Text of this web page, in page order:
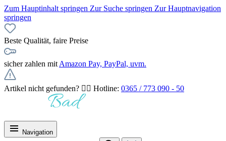
Zum Hauptinhalt springen Zur Suche springen Zur Hauptnavigation
springen
Beste Qualität, faire Preise
sicher zahlen mit Amazon Pay, PayPal, uvm.
Artikel nicht gefunden? 👉🏻 Hotline: 0365 / 773 090 - 50
Navigation